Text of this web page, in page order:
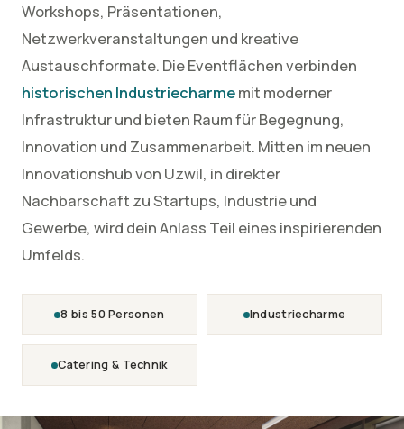
Workshops, Präsentationen,
Netzwerkveranstaltungen und kreative
Austauschformate. Die Eventflächen verbinden
historischen Industriecharmemit moderner
Infrastruktur und bieten Raum für Begegnung,
Innovation und Zusammenarbeit. Mitten im neuen
Innovationshub von Uzwil, in direkter
Nachbarschaft zu Startups, Industrie und
Gewerbe, wird dein Anlass Teil eines inspirierenden
Umfelds.
8 bis 50 Personen Industriecharme
Catering & Technik